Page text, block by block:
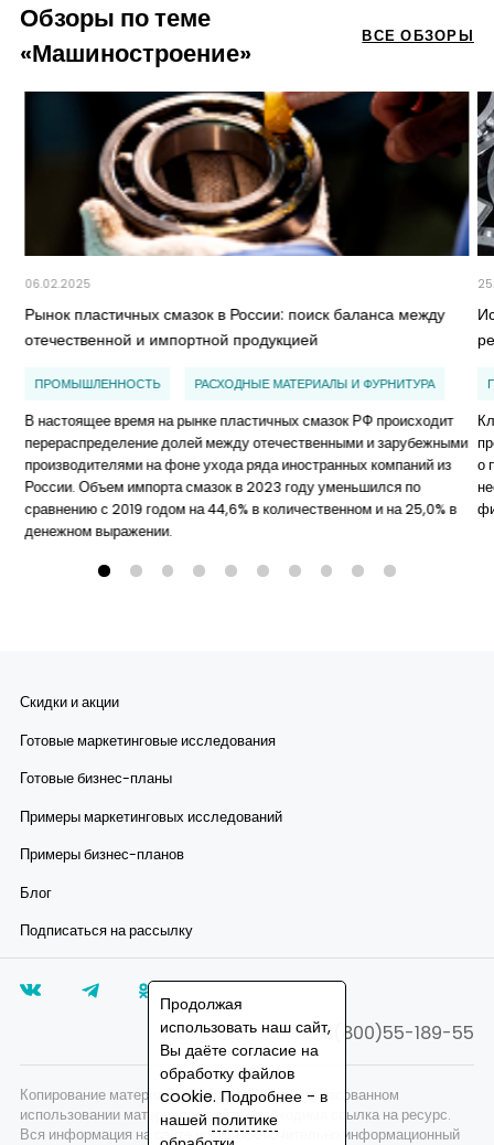
Обзоры по теме
«Машиностроение»
ВСЕ ОБЗОРЫ
06.02.2025
Рынок пластичных смазок в России: поиск баланса между
отечественной и импортной продукцией
ПРОМЫШЛЕННОСТЬ РАСХОДНЫЕ МАТЕРИАЛЫ И ФУРНИТУРА
В настоящее время на рынке пластичных смазок РФ происходит
перераспределение долей между отечественными и зарубежными
производителями на фоне ухода ряда иностранных компаний из
России. Объем импорта смазок в 2023 году уменьшился по
сравнению с 2019 годом на 44,6% в количественном и на 25,0% в
денежном выражении.
о
Скидки и акции
Готовые маркетинговые исследования
Готовые бизнес-планы
Примеры маркетинговых исследований
Примеры бизнес-планов
Блог
Подписаться на рассылку
8(800)55-189-55
Копирование материалов запрещено, при согласованном
использовании материалов сайта необходима ссылка на ресурс.
Вся информация на сайте носит исключительно информационный
Продолжая
использовать наш сайт,
Вы даёте согласие на
обработку файлов
cookie. Подробнее - в
нашей политике